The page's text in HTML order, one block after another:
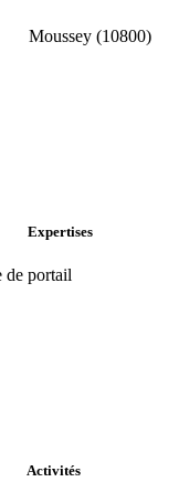
Moussey (10800)
Expertises
de portail
Activités